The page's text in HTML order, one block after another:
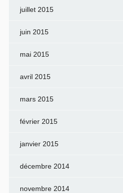
juillet 2015
juin 2015
mai 2015
avril 2015
mars 2015
février 2015
janvier 2015
décembre 2014
novembre 2014